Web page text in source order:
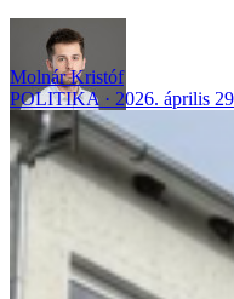
Molnár Kristóf
POLITIKA
2026. április